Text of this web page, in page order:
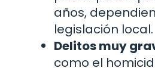
años,
legislación local.
Delitos muy
como el